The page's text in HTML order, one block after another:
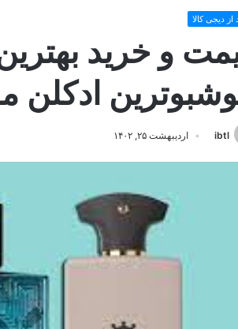
از دیجی کالا
و خرید
ادکلن
ibtl اردیبهشت ۲۵, ۱۴۰۲